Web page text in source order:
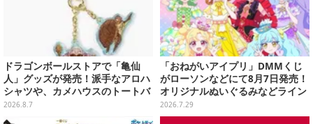
ドラゴンボールストアで「亀仙
人」グッズが発売！派手なアロハ
シャツや、カメハウスのトートバ
ッグなど夏らしいアイテムがズラ
リ
2026.8.7
「おねがいアイプリ」DMMくじ
がローソンなどにて8月7日発売！
オリジナルぬいぐるみなどライン
ナップ、各等賞にスペシャルアイ
プリカードが付属
2026.7.29